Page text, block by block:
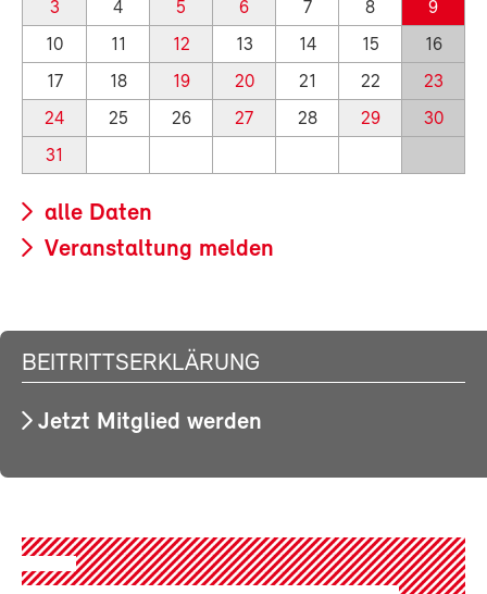
3 4 5 6 7 8
9
10
11 12 13 14 15
16
17
18 19 20 21 22
23
24
25 26 27 28 29
30
31
alle Daten
Veranstaltung melden
BEITRITTSERKLÄRUNG
Jetzt Mitglied werden